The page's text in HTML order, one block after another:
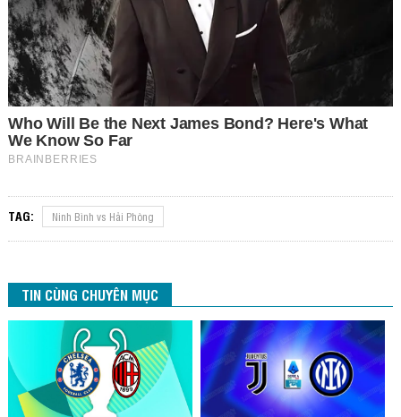
TAG: Ninh Bình vs Hải Phòng
TIN CÙNG CHUYÊN MỤC